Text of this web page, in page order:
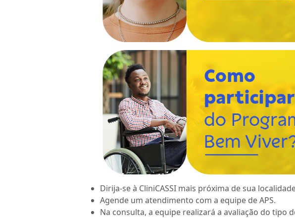
Dirija-se à CliniCASSI mais próxima de sua
Agende um atendimento com a equipe de APS.
Na consulta, a equipe realizará a avaliação do tipo